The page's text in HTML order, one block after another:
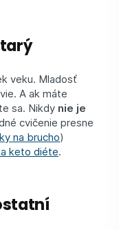
veku. Mladosť
A ak máte
sa. Nikdy nie je
cvičenie presne
na brucho)
keto diéte.